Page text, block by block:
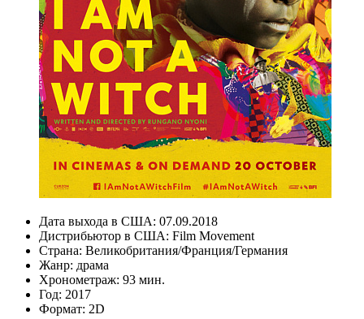
Дата выхода в США: 07.09.2018
Дистрибьютор в США: Film Movement
Страна: Великобритания/Франция/Германия
Жанр: драма
Хронометраж: 93 мин.
Год: 2017
Формат: 2D